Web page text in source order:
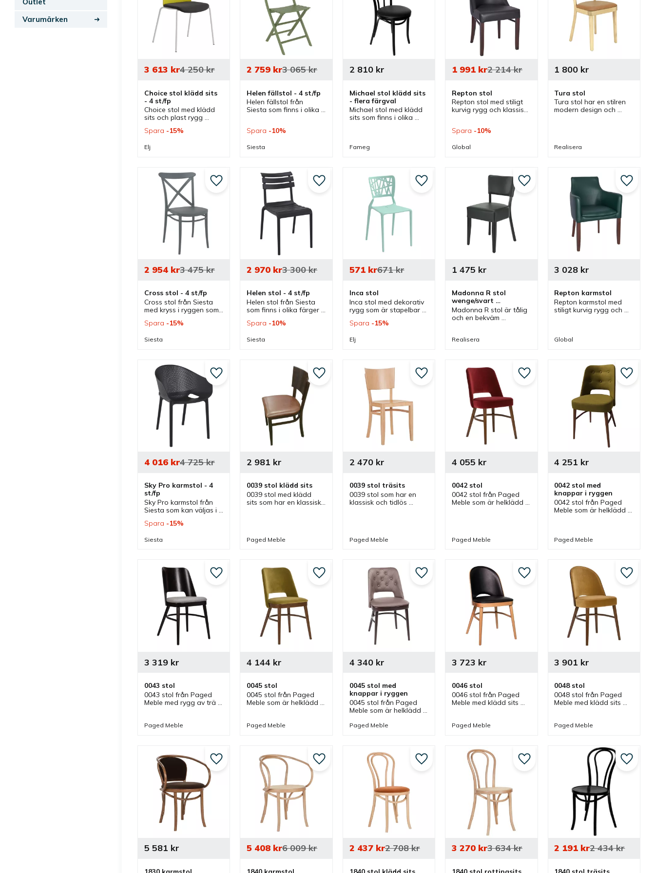
Choice stol klädd sits
- 4 st/fp
Choice stol med klädd
sits och plast rygg
design med bra
bra som mötesstol och
3 613 kr4 250kr
Spara 15%
Elj
Helen fällstol - 4 st/fp
Helen fällstol från
Siesta som finns i olika
praktisk fällbar stol som
som utomhus.
2 759 kr3 065kr
Spara 10%
Siesta
Michael stol klädd sits
- flera färgval
Michael stol med klädd
sits som finns i olika
cafestol, restaurangstol
2 810kr
Fameg
Repton stol
Repton stol med stiligt
kurvig rygg och klassisk
passar bra som
och matstol.
1 991kr2 214kr
Spara 10%
Global
Tura stol
Tura stol har en stilren
modern design och
matstol i flera olika
1 800 kr
Realisera
Cross stol - 4 st/fp
Cross stol från Siesta
med kryss i ryggen som
som är stapelbar och
som utomhus.
2 954kr3 475kr
Spara 15%
Siesta
Lägg till i favoriter
Helen stol - 4 st/fp
Helen stol från Siesta
som finns i olika färger
Stol med tidlös design
inomhus som utomhus.
2 970 kr3 300kr
Spara 10%
Siesta
Lägg till i favoriter
Inca stol
Inca stol med dekorativ
rygg som är stapelbar
inomhus som utomhus
miljöer.
571kr671kr
Spara 15%
Elj
Lägg till i favoriter
Madonna R stol
wenge/svart
konstläder
Madonna R stol är tålig
och en bekväm
och rygg som passar
1 475 kr
Realisera
Lägg till i favoriter
Repton karmstol
Repton karmstol med
stiligt kurvig rygg och
som caféstol,
3 028 kr
Global
Lägg
Sky Pro karmstol - 4
st/fp
Sky Pro karmstol från
Siesta som kan väljas i
av plast som är
lika bra inomhus som
4 016kr4 725kr
Spara 15%
Siesta
Lägg till i favoriter
0039 stol klädd sits
0039 stol med klädd
sits som har en klassisk
miljöer.
2 981 kr
Paged Meble
Lägg till i favoriter
0039 stol träsits
0039 stol som har en
klassisk och tidlös
2 470kr
Paged Meble
Lägg till i favoriter
0042 stol
0042 stol från Paged
Meble som är helklädd
olika miljöer.
4 055 kr
Paged Meble
Lägg till i favoriter
0042 stol med
knappar i ryggen
0042 stol från Paged
Meble som är helklädd
där olika utföranden
4 251 kr
Paged Meble
Lägg
0043 stol
0043 stol från Paged
Meble med rygg av trä
ingår i en serie där olika
3 319kr
Paged Meble
Lägg till i favoriter
0045 stol
0045 stol från Paged
Meble som är helklädd
där olika utföranden
4 144 kr
Paged Meble
Lägg till i favoriter
0045 stol med
knappar i ryggen
0045 stol från Paged
Meble som är helklädd
och finns i olika färger.
4 340kr
Paged Meble
Lägg till i favoriter
0046 stol
0046 stol från Paged
Meble med klädd sits
som ingår i en serie där
3 723 kr
Paged Meble
Lägg till i favoriter
0048 stol
0048 stol från Paged
Meble med klädd sits
som ingår i en serie där
3 901 kr
Paged Meble
Lägg
5 581 kr
Lägg till i favoriter
5 408 kr6 009kr
Lägg till i favoriter
2 437kr2 708kr
Lägg till i favoriter
3 270kr3 634kr
Lägg till i favoriter
2 191 kr2 434kr
Lägg
Outlet
Varumärken